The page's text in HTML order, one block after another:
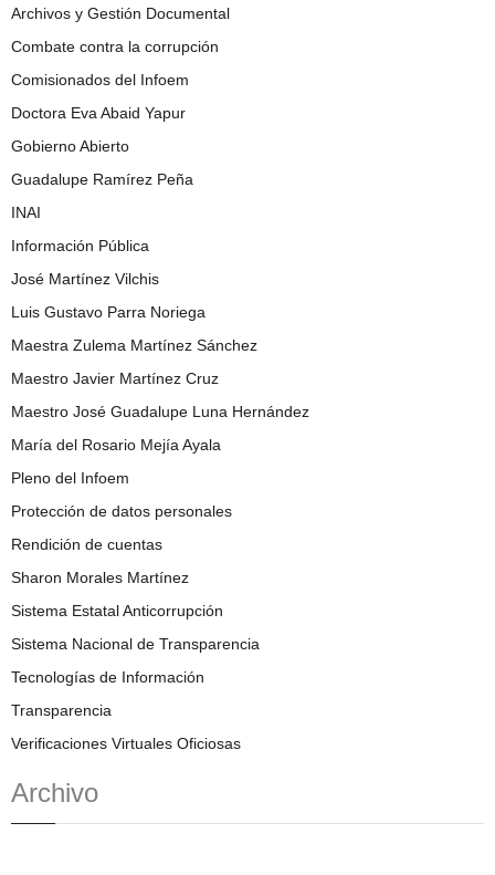
Archivos y Gestión Documental
Combate contra la corrupción
Comisionados del Infoem
Doctora Eva Abaid Yapur
Gobierno Abierto
Guadalupe Ramírez Peña
INAI
Información Pública
José Martínez Vilchis
Luis Gustavo Parra Noriega
Maestra Zulema Martínez Sánchez
Maestro Javier Martínez Cruz
Maestro José Guadalupe Luna Hernández
María del Rosario Mejía Ayala
Pleno del Infoem
Protección de datos personales
Rendición de cuentas
Sharon Morales Martínez
Sistema Estatal Anticorrupción
Sistema Nacional de Transparencia
Tecnologías de Información
Transparencia
Verificaciones Virtuales Oficiosas
Archivo